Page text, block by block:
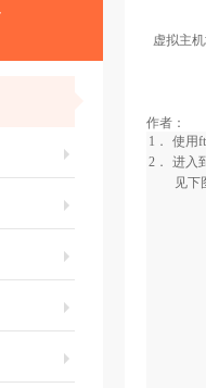
虚拟主
作者：
1． 使用
2．
进入
见下